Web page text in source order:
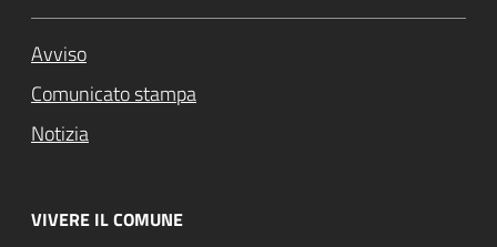
Avviso
Comunicato stampa
Notizia
VIVERE IL COMUNE